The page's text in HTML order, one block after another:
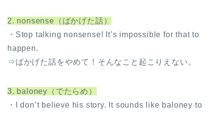
2. nonsense（ばかげた話）
・Stop talking nonsense! It’s impossible for that to
happen.
⇒ばかげた話をやめて！そんなこと起こりえない。
3. baloney（でたらめ）
・I don’t believe his story. It sounds like baloney to